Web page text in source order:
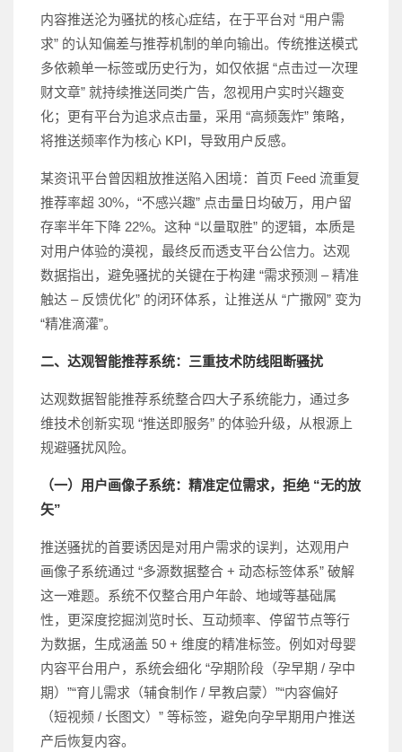
内容推送沦为骚扰的核心症结，在于平台对 “用户需
求” 的认知偏差与推荐机制的单向输出。传统推送模式
多依赖单一标签或历史行为，如仅依据 “点击过一次理
财文章” 就持续推送同类广告，忽视用户实时兴趣变
化；更有平台为追求点击量，采用 “高频轰炸” 策略，
将推送频率作为核心 KPI，导致用户反感。
某资讯平台曾因粗放推送陷入困境：首页 Feed 流重复
推荐率超 30%，“不感兴趣” 点击量日均破万，用户留
存率半年下降 22%。这种 “以量取胜” 的逻辑，本质是
对用户体验的漠视，最终反而透支平台公信力。达观
数据指出，避免骚扰的关键在于构建 “需求预测 – 精准
触达 – 反馈优化” 的闭环体系，让推送从 “广撒网” 变为
“精准滴灌”。
二、达观智能推荐系统：三重技术防线阻断骚扰
达观数据智能推荐系统整合四大子系统能力，通过多
维技术创新实现 “推送即服务” 的体验升级，从根源上
规避骚扰风险。
（一）用户画像子系统：精准定位需求，拒绝 “无的放
矢”
推送骚扰的首要诱因是对用户需求的误判，达观用户
画像子系统通过 “多源数据整合 + 动态标签体系” 破解
这一难题。系统不仅整合用户年龄、地域等基础属
性，更深度挖掘浏览时长、互动频率、停留节点等行
为数据，生成涵盖 50 + 维度的精准标签。例如对母婴
内容平台用户，系统会细化 “孕期阶段（孕早期 / 孕中
期）”“育儿需求（辅食制作 / 早教启蒙）”“内容偏好
（短视频 / 长图文）” 等标签，避免向孕早期用户推送
产后恢复内容。